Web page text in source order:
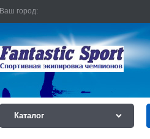
Ваш город:
Каталог